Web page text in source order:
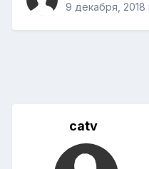
9 декабря, 2018
catv